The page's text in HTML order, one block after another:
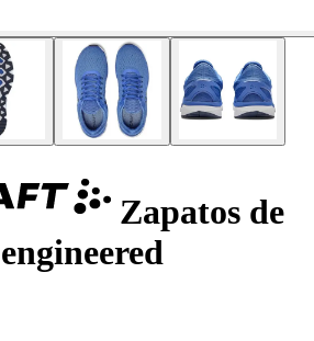
Zapatos de